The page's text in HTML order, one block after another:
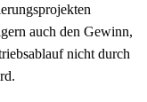
auch den Gewinn,
nicht durch